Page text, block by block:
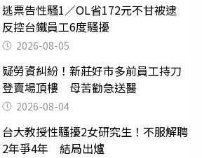
逃票告性騷1／OL省172元不甘被逮
反控台鐵員工6度騷擾
2026-08-05
疑勞資糾紛！新莊好市多前員工持刀
登賣場頂樓 母苦勸急送醫
2026-08-04
台大教授性騷擾2女研究生！不服解聘
2年爭4年 結局出爐